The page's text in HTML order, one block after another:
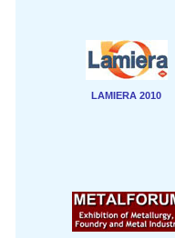
LAMIERA 2010